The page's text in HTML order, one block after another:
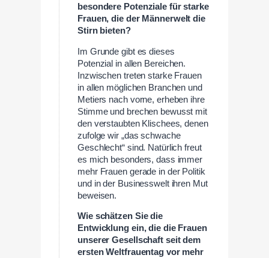
besondere Potenziale für starke
Frauen, die der Männerwelt die
Stirn bieten?
Im Grunde gibt es dieses
Potenzial in allen Bereichen.
Inzwischen treten starke Frauen
in allen möglichen Branchen und
Metiers nach vorne, erheben ihre
Stimme und brechen bewusst mit
den verstaubten Klischees, denen
zufolge wir „das schwache
Geschlecht“ sind. Natürlich freut
es mich besonders, dass immer
mehr Frauen gerade in der Politik
und in der Businesswelt ihren Mut
beweisen.
Wie schätzen Sie die
Entwicklung ein, die die Frauen
unserer Gesellschaft seit dem
ersten Weltfrauentag vor mehr